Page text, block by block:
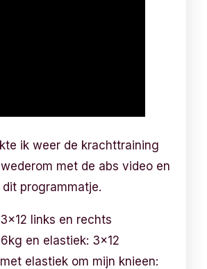
ik weer de krachttraining
met de abs video en
programmatje.
links en rechts
en elastiek: 3×12
elastiek om mijn knieen: